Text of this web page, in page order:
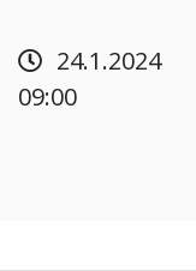
24.1.2024
09:00